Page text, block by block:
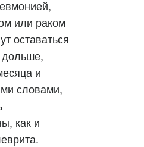
или раком
оставаться
дольше,
и
словами,
как и